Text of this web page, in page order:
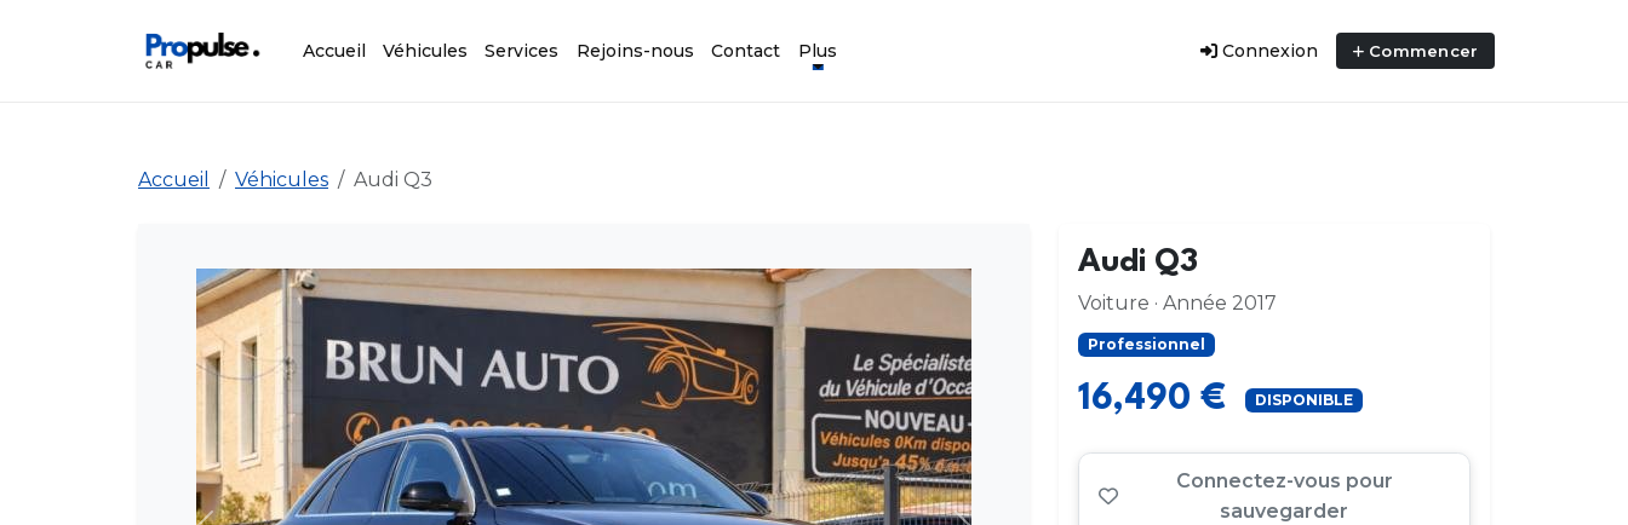
Accueil Véhicules Services Rejoins-nous Contact Plus Connexion Commencer
Accueil Véhicules Audi Q3
Audi Q3
Voiture · Année 2017
Professionnel
16,490 € DISPONIBLE
Connectez-vous pour
sauvegarder